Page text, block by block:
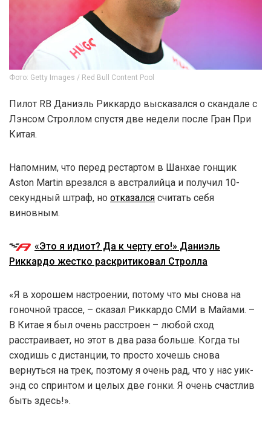
Фото: Getty Images / Red Bull Content Pool
Пилот RB Даниэль Риккардо высказался о скандале с
Лэнсом Строллом спустя две недели после Гран При
Китая.
Напомним, что перед рестартом в Шанхае гонщик
Aston Martin врезался в австралийца и получил 10-
секундный штраф, но отказался считать себя
виновным.
«Это я идиот? Да к черту его!» Даниэль
Риккардо жестко раскритиковал Стролла
«Я в хорошем настроении, потому что мы снова на
гоночной трассе, – сказал Риккардо СМИ в Майами. –
В Китае я был очень расстроен – любой сход
расстраивает, но этот в два раза больше. Когда ты
сходишь с дистанции, то просто хочешь снова
вернуться на трек, поэтому я очень рад, что у нас уик-
энд со спринтом и целых две гонки. Я очень счастлив
быть здесь!».